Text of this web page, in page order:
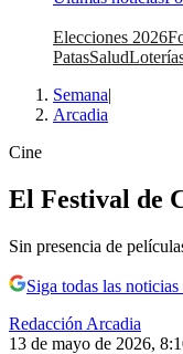
Elecciones 2026
PatasSalud
Semana|
Arcadia
Cine
El Festival de
Sin presencia de
Siga todas las
Redacción Arcadia
13 de mayo de 2026,